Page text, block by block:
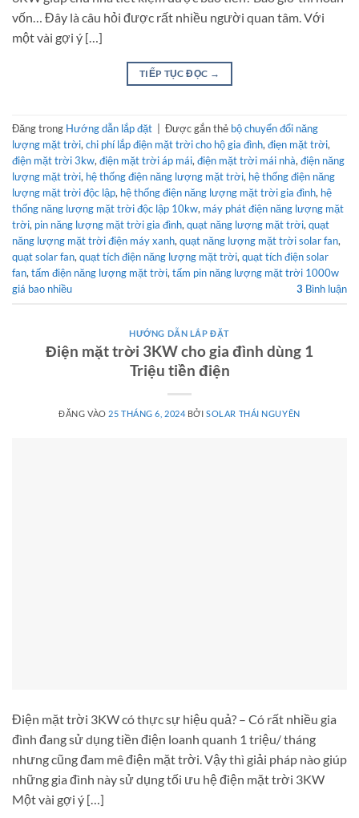
vốn… Đây là câu hỏi được rất nhiều người quan tâm. Với
một vài gợi ý […]
TIẾP TỤC ĐỌC →
Đăng trong Hướng dẫn lắp đặt Được gắn thẻ bộ chuyển đổi năng
lượng mặt trời, chi phí lắp điện mặt trời cho hộ gia đình, điẹn mặt trời,
điện mặt trời 3kw, điện mặt trời áp mái, điện mặt trời mái nhà, điện năng
lượng mặt trời, hệ thống điện năng lượng mặt trời, hệ thống điện năng
lượng mặt trời độc lập, hệ thống điện năng lượng mặt trời gia đình, hệ
thống năng lượng mặt trời độc lập 10kw, máy phát điện năng lượng mặt
trời, pin năng lượng mặt trời gia đình, quạt năng lượng mặt trời, quạt
năng lượng mặt trời điện máy xanh, quạt năng lượng mặt trời solar fan,
quạt solar fan, quạt tích điện năng lượng mặt trời, quạt tích điện solar
fan, tấm điện năng lượng mặt trời, tấm pin năng lượng mặt trời 1000w
giá bao nhiều
3 Bình luận
HƯỚNG DẪN LẮP ĐẶT
Điện mặt trời 3KW cho gia đình dùng 1
Triệu tiền điện
ĐĂNG VÀO 25 THÁNG 6, 2024 BỞISOLAR THÁI NGUYÊN
Điện mặt trời 3KW có thực sự hiệu quả? – Có rất nhiều gia
đình đang sử dụng tiền điện loanh quanh 1 triệu/ tháng
nhưng cũng đam mê điện mặt trời. Vậy thì giải pháp nào giúp
những gia đình này sử dụng tối ưu hệ điện mặt trời 3KW
Một vài gợi ý […]